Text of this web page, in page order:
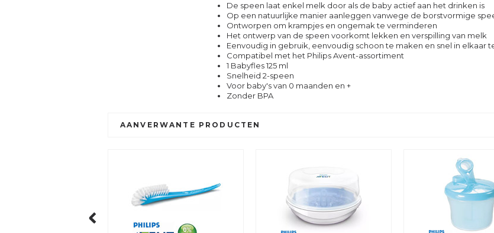
De speen laat enkel melk door als de baby actief aan het drinken is
Op een natuurlijke manier aanleggen vanwege de borstvormige
Ontworpen om krampjes en ongemak te verminderen
Het ontwerp van de speen voorkomt lekken en verspilling van melk
Eenvoudig in gebruik, eenvoudig schoon te maken en snel in elkaar
Compatibel met het Philips Avent-assortiment
1 Babyfles 125 ml
Snelheid 2-speen
Voor baby's van 0 maanden en +
Zonder BPA
AANVERWANTE PRODUCTEN